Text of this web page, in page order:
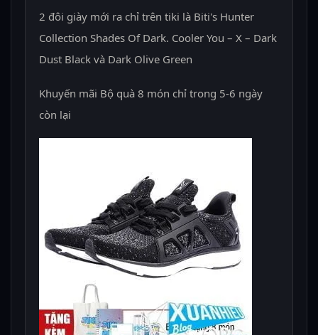
2 đôi giày mới ra chỉ trên tiki là Biti's Hunter
Collection Shades Of Dark. Cooler You – X – Dark
Dust Black và Dark Olive Green
Khuyến mãi Bộ quà 8 món chỉ trong 5-6 ngày
còn lại